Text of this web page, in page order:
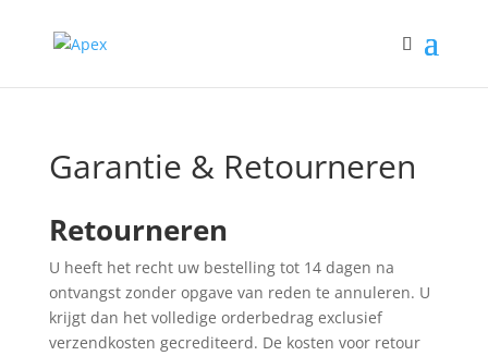
Garantie & Retourneren
Retourneren
U heeft het recht uw bestelling tot 14 dagen na
ontvangst zonder opgave van reden te annuleren. U
krijgt dan het volledige orderbedrag exclusief
verzendkosten gecrediteerd. De kosten voor retour